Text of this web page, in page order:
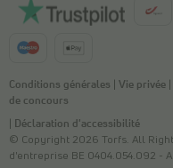
Conditions générales Vie privée
de concours
Déclaration d'accessibilité
© Copyright 2026 Torfs. All
d'entreprise BE 0404.054.092 -